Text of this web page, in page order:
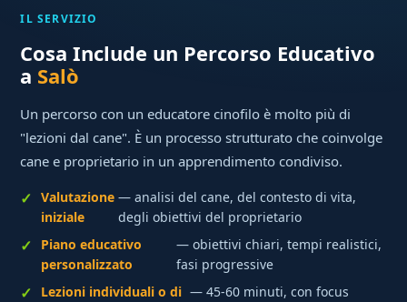
IL SERVIZIO
Cosa Include un Percorso Educativo
a Salò
Un percorso con un educatore cinofilo è molto più di
"lezioni dal cane". È un processo strutturato che coinvolge
cane e proprietario in un apprendimento condiviso.
Valutazione
iniziale
— analisi del cane, del contesto di vita,
degli obiettivi del proprietario
Piano educativo
personalizzato
— obiettivi chiari, tempi realistici,
fasi progressive
Lezioni individuali o di — 45-60 minuti, con focus